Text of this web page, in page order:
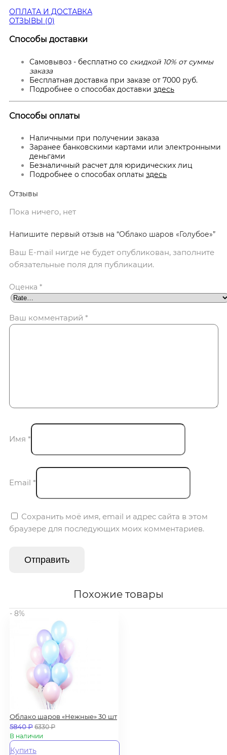
ОПЛАТА И ДОСТАВКА
ОТЗЫВЫ (0)
Способы доставки
Самовывоз - бесплатно со скидкой 10% от суммы
заказа
Бесплатная доставка при заказе от 7000 руб.
Подробнее о способах доставки здесь
Способы оплаты
Наличными при получении заказа
Заранее банковскими картами или электронными
деньгами
Безналичный расчет для юридических лиц
Подробнее о способах оплаты здесь
Отзывы
Пока ничего, нет
Напишите первый отзыв на “Облако шаров «Голубое»”
Ваш E-mail нигде не будет опубликован, заполните
обязательные поля для публикации.
Оценка *
Ваш комментарий *
Имя *
Email *
Сохранить моё имя, email и адрес сайта в этом
браузере для последующих моих комментариев.
Похожие товары
- 8%
Облако шаров «Нежные» 30 шт
5840₽ 6330₽
В наличии
Купить